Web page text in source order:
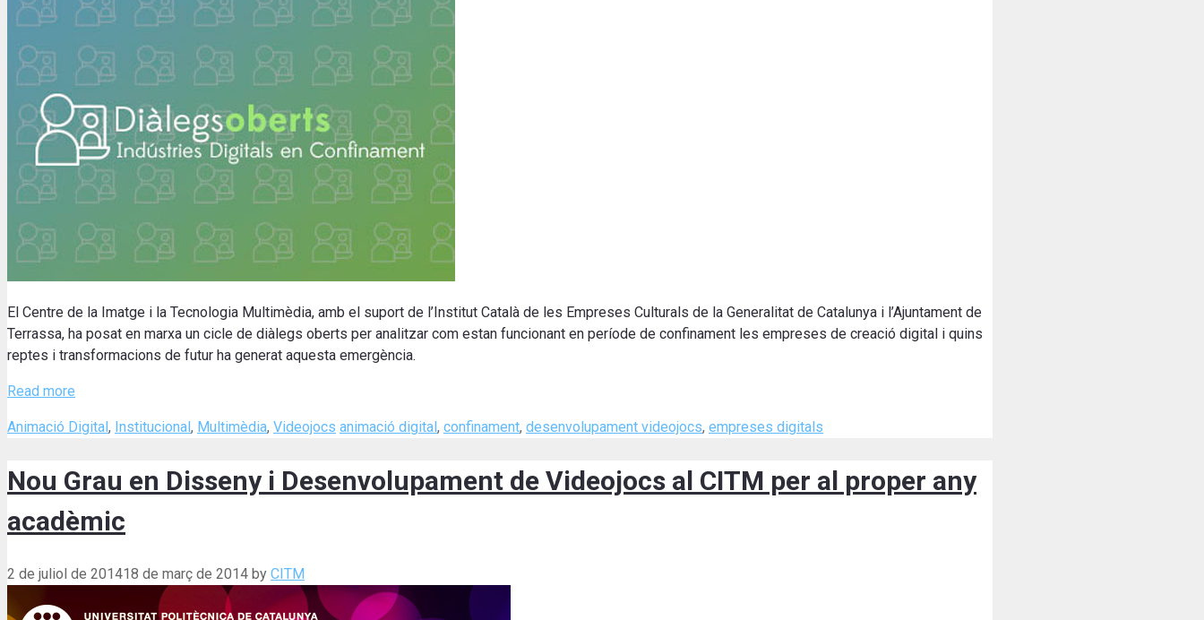
El Centre de la Imatge i la Tecnologia Multimèdia, amb el suport de l’Institut Català de les Empreses Culturals de la Generalitat de Catalunya i l’Ajuntament de
Terrassa, ha posat en marxa un cicle de diàlegs oberts per analitzar com estan funcionant en període de confinament les empreses de creació digital i quins
reptes i transformacions de futur ha generat aquesta emergència.
Read more
Categories
Animació Digital, Institucional, Multimèdia, Videojocs Tags
animació digital, confinament, desenvolupament videojocs, empreses digitals
Nou Grau en Disseny i Desenvolupament de Videojocs al CITM per al proper any
acadèmic
2 de juliol de 201418 de març de 2014 by CITM